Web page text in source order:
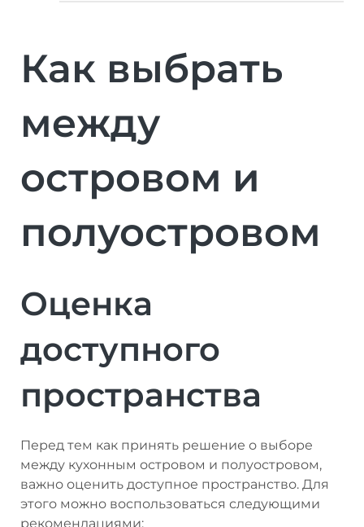
Как выбрать
между
островом и
полуостровом
Оценка
доступного
пространства
Перед тем как принять решение о выборе
между кухонным островом и полуостровом,
важно оценить доступное пространство. Для
этого можно воспользоваться следующими
рекомендациями: